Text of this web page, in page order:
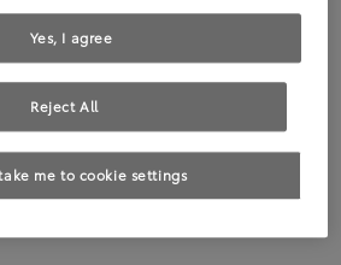
leider nicht weiter.
Seite kann leider nicht gefunden
werden.
me to cookie settings
Reject All
Yes, I agree